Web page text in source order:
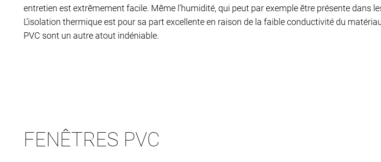
entretien est extrêmement facile. Même l’humidité, qui peut par exemple être présente dans
L’isolation thermique est pour sa part excellente en raison de la faible conductivité du
PVC sont un autre atout indéniable.
FENÊTRES PVC